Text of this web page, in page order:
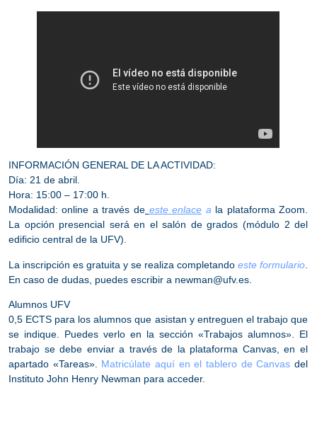
INFORMACIÓN GENERAL DE LA ACTIVIDAD:
Día: 21 de abril.
Hora: 15:00 – 17:00 h.
Modalidad: online a través de este enlace ala plataforma Zoom.
La opción presencial será en el salón de grados (módulo 2 del
edificio central de la UFV).
La inscripción es gratuita y se realiza completandoeste formulario
En caso de dudas, puedes escribir a newman@ufv.es.
Alumnos UFV
0,5 ECTS para los alumnos que asistan y entreguen el trabajo que
se indique. Puedes verlo en la sección«Trabajos alumnos».
El
trabajo se debe enviar a través de la plataforma Canvas, en el
apartado «Tareas». Matricúlate aquí en el tablero de Canvas del
Instituto John Henry Newman para acceder.